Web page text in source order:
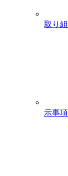
取り
示事項